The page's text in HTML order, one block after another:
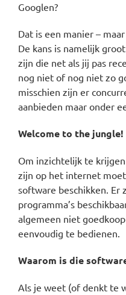
Googlen?
Dat is een manier –
De kans is namelijk
zijn die net als jij pas
nog niet of nog niet zo
misschien zijn er
aanbieden maar onder
Welcome to the jungle!
Om inzichtelijk te
zijn op het internet
software beschikken. Er
programma’s
algemeen niet
eenvoudig te bedienen.
Waarom is die
Als je weet (of denkt te